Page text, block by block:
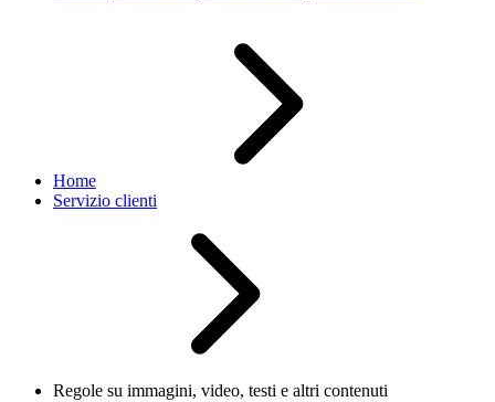
Home
Servizio clienti
Regole su immagini, video, testi e altri contenuti